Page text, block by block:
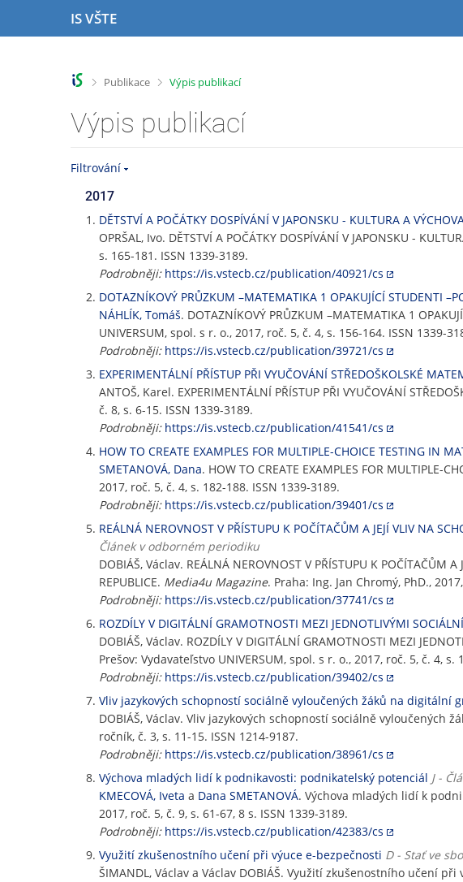
IS VŠTE
>Publikace >
Výpis publikací
Výpis publikací
Filtrování
2017
DĚTSTVÍ A POČÁTKY DOSPÍVÁNÍ V JAPONSKU - KULTURA A
OPRŠAL, Ivo. DĚTSTVÍ A POČÁTKY DOSPÍVÁNÍ V JAPONSKU -
s. 165-181. ISSN 1339-3189.
Podrobněji: https://is.vstecb.cz/publication/40921/cs
DOTAZNÍKOVÝ PRŮZKUM –MATEMATIKA 1 OPAKUJÍCÍ STUDENTI
NÁHLÍK, Tomáš. DOTAZNÍKOVÝ PRŮZKUM –MATEMATIKA 1
UNIVERSUM, spol. s r. o., 2017, roč. 5, č. 4, s. 156-164. ISSN 1339-
Podrobněji: https://is.vstecb.cz/publication/39721/cs
EXPERIMENTÁLNÍ PŘÍSTUP PŘI VYUČOVÁNÍ STŘEDOŠKOLSKÉ
ANTOŠ, Karel. EXPERIMENTÁLNÍ PŘÍSTUP PŘI VYUČOVÁNÍ
č. 8, s. 6-15. ISSN 1339-3189.
Podrobněji: https://is.vstecb.cz/publication/41541/cs
HOW TO CREATE EXAMPLES FOR MULTIPLE-CHOICE TESTING IN
SMETANOVÁ, Dana. HOW TO CREATE EXAMPLES FOR MULTIPLE-
2017, roč. 5, č. 4, s. 182-188. ISSN 1339-3189.
Podrobněji: https://is.vstecb.cz/publication/39401/cs
REÁLNÁ NEROVNOST V PŘÍSTUPU K POČÍTAČŮM A JEJÍ VLIV NA
Článek v odborném periodiku
DOBIÁŠ, Václav. REÁLNÁ NEROVNOST V PŘÍSTUPU K POČÍTAČŮM
REPUBLICE. Media4u Magazine. Praha: Ing. Jan Chromý, PhD.,
Podrobněji: https://is.vstecb.cz/publication/37741/cs
ROZDÍLY V DIGITÁLNÍ GRAMOTNOSTI MEZI JEDNOTLIVÝMI
DOBIÁŠ, Václav. ROZDÍLY V DIGITÁLNÍ GRAMOTNOSTI MEZI
Prešov: Vydavateľstvo UNIVERSUM, spol. s r. o., 2017, roč. 5, č. 4, s.
Podrobněji: https://is.vstecb.cz/publication/39402/cs
Vliv jazykových schopností sociálně vyloučených žáků na digitální
DOBIÁŠ, Václav. Vliv jazykových schopností sociálně vyloučených
ročník, č. 3, s. 11-15. ISSN 1214-9187.
Podrobněji: https://is.vstecb.cz/publication/38961/cs
Výchova mladých lidí k podnikavosti: podnikatelský potenciál J -
KMECOVÁ, Iveta a Dana SMETANOVÁ. Výchova mladých lidí k
2017, roč. 5, č. 9, s. 61-67, 8 s. ISSN 1339-3189.
Podrobněji: https://is.vstecb.cz/publication/42383/cs
Využití zkušenostního učení při výuce e-bezpečnosti D - Stať ve
ŠIMANDL, Václav a Václav DOBIÁŠ. Využití zkušenostního učení